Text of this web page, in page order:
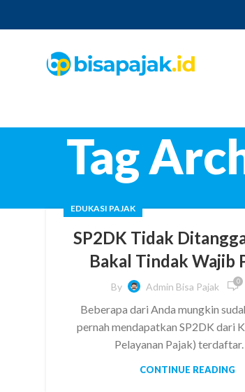
Tag
EDUKASI PAJAK
SP2DK Tidak
Bakal Tindak Wajib
By Admin Bisa Pajak 0
Beberapa dari Anda mungkin
pernah mendapatkan SP2DK dari
Pelayanan Pajak) terdaftar.
CONTINUE READING